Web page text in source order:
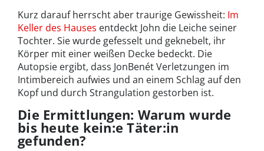
Kurz darauf herrscht aber traurige Gewissheit: Im
Keller des Hauses entdeckt John die Leiche seiner
Tochter. Sie wurde gefesselt und geknebelt, ihr
Körper mit einer weißen Decke bedeckt. Die
Autopsie ergibt, dass JonBenét Verletzungen im
Intimbereich aufwies und an einem Schlag auf den
Kopf und durch Strangulation gestorben ist.
Die Ermittlungen: Warum wurde
bis heute kein:e Täter:in
gefunden?